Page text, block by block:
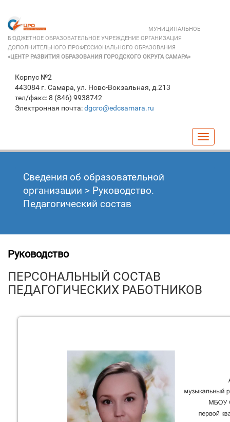
МУНИЦИПАЛЬНОЕ
БЮДЖЕТНОЕ ОБРАЗОВАТЕЛЬНОЕ УЧРЕЖДЕНИЕ ОРГАНИЗАЦИЯ
ДОПОЛНИТЕЛЬНОГО ПРОФЕССИОНАЛЬНОГО ОБРАЗОВАНИЯ
«ЦЕНТР РАЗВИТИЯ ОБРАЗОВАНИЯ ГОРОДСКОГО ОКРУГА САМАРА»
Корпус №2
443084 г. Самара, ул. Ново-Вокзальная, д.213
тел/факс: 8 (846) 9938742
Электронная почта:dgcro@edcsamara.ru
Сведения об образовательной
организации > Руководство.
Педагогический состав
Руководство
ПЕРСОНАЛЬНЫЙ СОСТАВ
ПЕДАГОГИЧЕСКИХ РАБОТНИКОВ